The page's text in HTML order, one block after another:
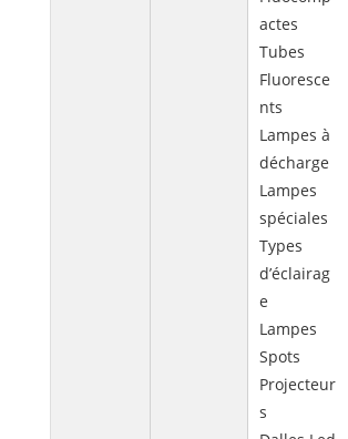
actes
Tubes
Fluoresce
nts
Lampes à
décharge
Lampes
spéciales
Types
d’éclairag
e
Lampes
Spots
Projecteur
s